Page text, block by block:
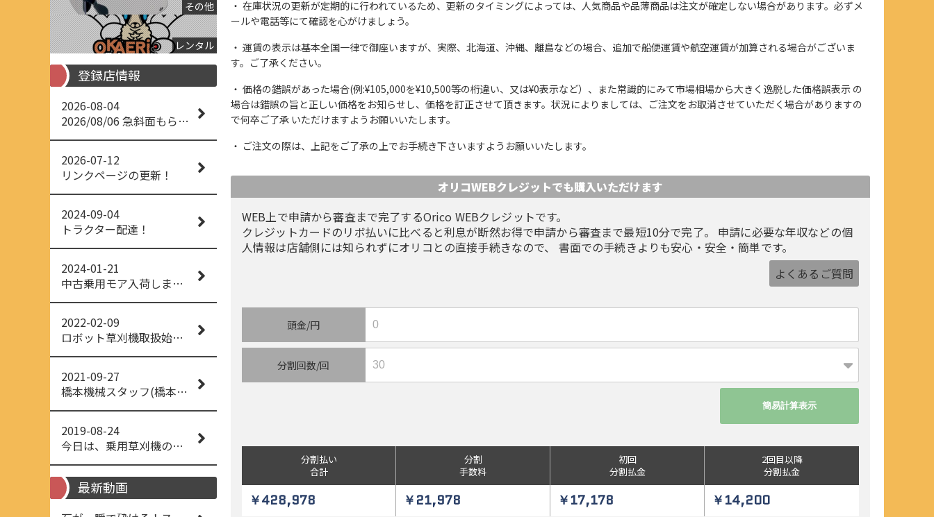
その他
レンタル
登録店情報
2026-08-04
2026/08/06 急斜面もらくらく草刈り
2026-07-12
リンクページの更新！
2024-09-04
トラクター配達！
2024-01-21
中古乗用モア入荷しました！
2022-02-09
ロボット草刈機取扱始めました！
2021-09-27
橋本機械スタッフ(橋本機械(株))
2019-08-24
今日は、乗用草刈機の納品でした！ 流行りの、4WD！ #イセキアグリ #オーレック #四駆 #増税間近
最新動画
在庫状況の更新が定期的に行われているため、更新のタイミングによっては、人気商品や品薄商品は注文が確定しない場合があります。必ずメ
ールや電話等にて確認を心がけましょう。
運賃の表示は基本全国一律で御座いますが、実際、北海道、沖縄、離島などの場合、追加で船便運賃や航空運賃が加算される場合がございま
す。ご了承ください。
価格の錯誤があった場合(例:¥105,000を¥10,500等の桁違い、又は¥0表示など）、また常識的にみて市場相場から大きく逸脱した価格誤表示 の
場合は錯誤の旨と正しい価格をお知らせし、価格を訂正させて頂きます。状況によりましては、ご注文をお取消させていただく場合がありますの
で何卒ご了承 いただけますようお願いいたします。
ご注文の際は、上記をご了承の上でお手続き下さいますようお願いいたします。
オリコWEBクレジットでも購入いただけます
WEB上で申請から審査まで完了するOrico WEBクレジットです。
クレジットカードのリボ払いに比べると利息が断然お得で申請から審査まで最短10分で完了。 申請に必要な年収などの個
人情報は店舗側には知られずにオリコとの直接手続きなので、 書面での手続きよりも安心・安全・簡単です。
よくあるご質問
頭金/円
分割回数/回
分割払い
合計
￥428,978
分割
手数料
￥21,978
初回
分割払金
￥17,178
2回目以降
分割払金
￥14,200